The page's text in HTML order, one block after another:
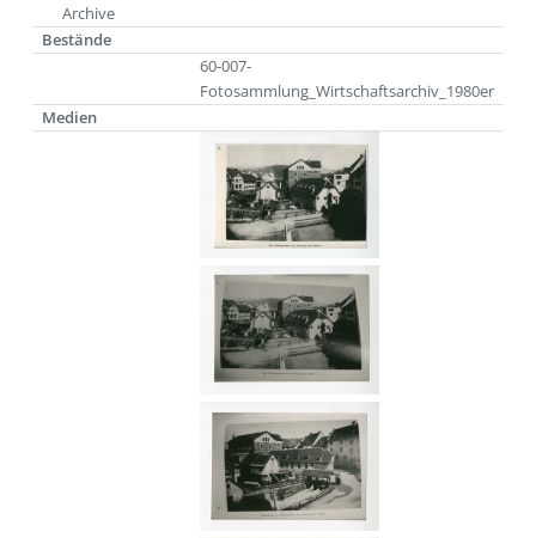
Archive
Bestände
60-007-
Fotosammlung_Wirtschaftsarchiv_1980er
Medien